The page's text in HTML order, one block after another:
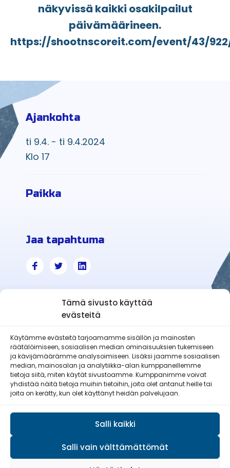
Tämä sivusto käyttää
evästeitä
Käytämme evästeitä tarjoamamme sisällön ja mainosten
räätälöimiseen, sosiaalisen median ominaisuuksien tukemiseen
ja kävijämäärämme analysoimiseen. Lisäksi jaamme sosiaalisen
median, mainosalan ja analytiikka-alan kumppaneillemme
tietoja siitä, miten käytät sivustoamme. Kumppanimme voivat
yhdistää näitä tietoja muihin tietoihin, joita olet antanut heille tai
joita on kerätty, kun olet käyttänyt heidän palvelujaan.
Salli kaikki
Salli vain välttämättömät
näkyvissä kaikki osakilpailut
päivämäärineen.
https://shootnscoreit.com/event/43/
Ajankohta
ti 9.4. - ti 9.4.2024
Klo 17
Paikka
Jaa tapahtuma
Haapajärven-Reisjärven Reserviläiset
ry